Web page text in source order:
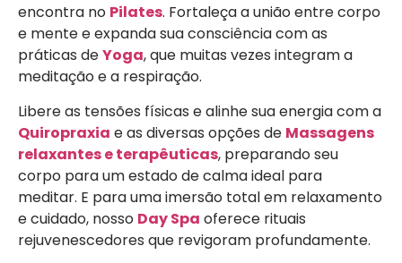
encontra no Pilates. Fortaleça a união entre corpo
e mente e expanda sua consciência com as
práticas deYoga, que muitas vezes integram a
meditação e a respiração.
Libere as tensões físicas e alinhe sua energia com a
Quiropraxia e as diversas opções de Massagens
relaxantes e terapêuticas, preparando seu
corpo para um estado de calma ideal para
meditar. E para uma imersão total em relaxamento
e cuidado, nosso Day Spa oferece rituais
rejuvenescedores que revigoram profundamente.